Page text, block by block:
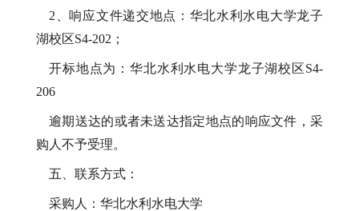
2、响应文件递交地点：华北水利水电大学龙子
湖校区S4-202；
开标地点为：华北水利水电大学龙子湖校区S4-
206
逾期送达的或者未送达指定地点的响应文件，采
购人不予受理。
五、联系方式：
采购人：华北水利水电大学